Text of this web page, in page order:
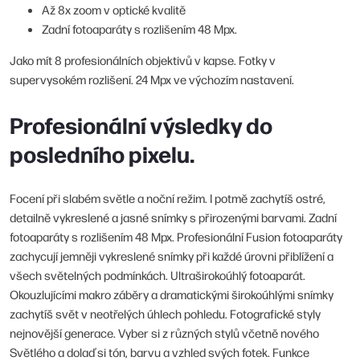
Až 8x zoom v optické kvalitě
Zadní fotoaparáty s rozlišením 48 Mpx.
Jako mít 8 profesionálních objektivů v kapse. Fotky v
supervysokém rozlišení. 24 Mpx ve výchozím nastavení.
Profesionální výsledky do
posledního pixelu.
Focení při slabém světle a noční režim. I potmě zachytíš ostré,
detailně vykreslené a jasné snímky s přirozenými barvami. Zadní
fotoaparáty s rozlišením 48 Mpx. Profesionální Fusion fotoaparáty
zachycují jemněji vykreslené snímky při každé úrovni přiblížení a
všech světelných podmínkách. Ultraširokoúhlý fotoaparát.
Okouzlujícími makro záběry a dramatickými širokoúhlými snímky
zachytíš svět v neotřelých úhlech pohledu. Fotografické styly
nejnovější generace. Vyber si z různých stylů včetně nového
Světlého a dolaď si tón, barvu a vzhled svých fotek. Funkce